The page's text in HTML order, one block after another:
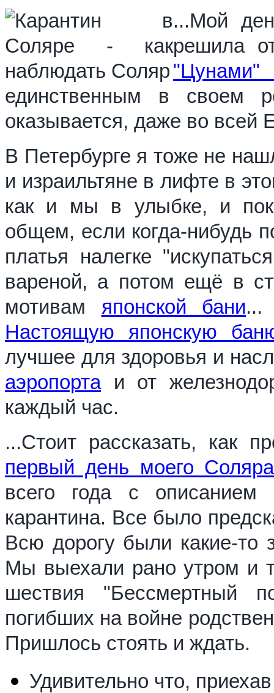
...Мой
решила
единственным в своем
оказывается, даже во всей
В Петербурге я тоже не
и израильтяне в лифте в
как и мы в улыбке, и
общем, если когда-нибудь
платья налегке
вареной, а потом ещё в
мотивам японской бани...
Настоящую японскую
лучшее для здоровья и
аэропортаи от
каждый час.
...Стоит рассказать, как
первый день моего Соляра
всего года с описанием
карантина. Все было
Всю дорогу были какие-то
Мы выехали рано утром и
шествия "Бессмертный
погибших на войне
Пришлось стоять и ждать.
Удивительно что,